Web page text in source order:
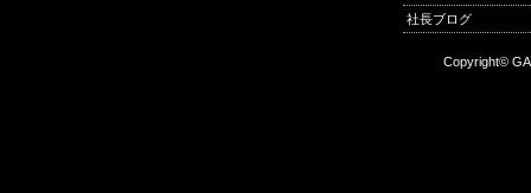
社長ブログ
Copyright©